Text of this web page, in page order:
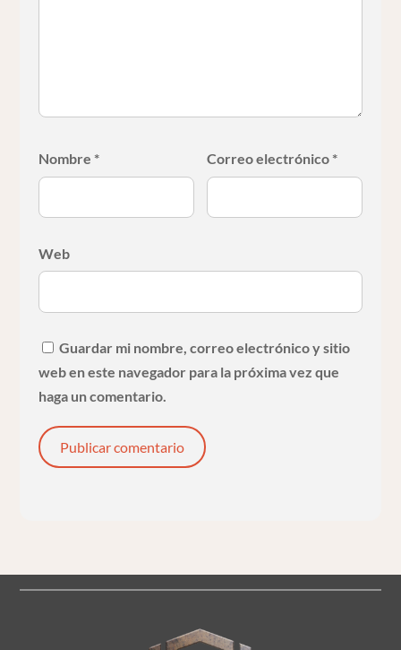
Nombre * Correo electrónico *
Web
Guardar mi nombre, correo electrónico y sitio
web en este navegador para la próxima vez que
haga un comentario.